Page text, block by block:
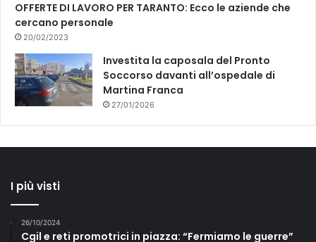
OFFERTE DI LAVORO PER TARANTO: Ecco le aziende che
cercano personale
20/02/2023
Investita la caposala del Pronto
Soccorso davanti all’ospedale di
Martina Franca
27/01/2026
I più visti
26/10/2024
Cgil e reti promotrici in piazza: “Fermiamo le guerre”